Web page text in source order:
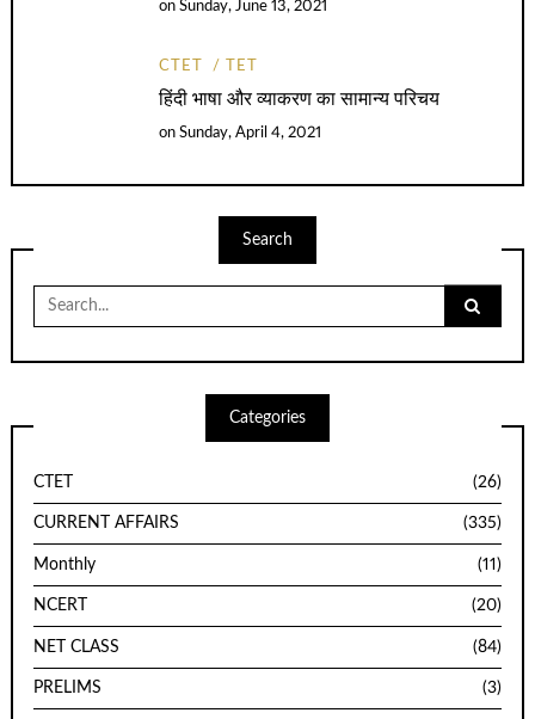
onSunday, June 13, 2021
CTET TET
हिंदी भाषा और व्याकरण का सामान्य परिचय
onSunday, April 4, 2021
Search
Search
for:
Categories
CTET (26)
CURRENT AFFAIRS (335)
Monthly (11)
NCERT (20)
NET CLASS (84)
PRELIMS (3)